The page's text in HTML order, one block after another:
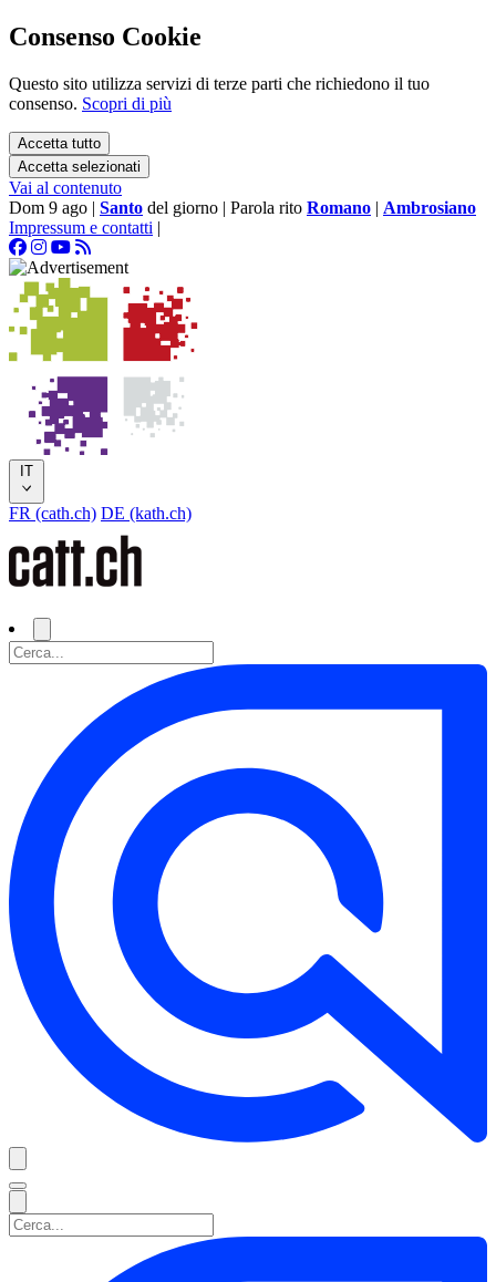
Consenso Cookie
Questo sito utilizza servizi di terze parti che richiedono il tuo
consenso. Scopri di più
Accetta tutto
Accetta selezionati
Vai al contenuto
Dom 9 ago | Santo del giorno | Parola rito Romano | Ambrosiano
Impressum e contatti |
IT
FR (cath.ch) DE (kath.ch)